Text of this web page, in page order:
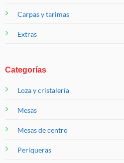
Carpas y tarimas
Extras
Categorías
Loza y cristalería
Mesas
Mesas de centro
Periqueras